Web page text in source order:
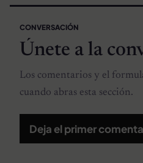
CONVERSACIÓN
Únete a la
Los comentarios y el
cuando abras esta sección.
Deja el primer